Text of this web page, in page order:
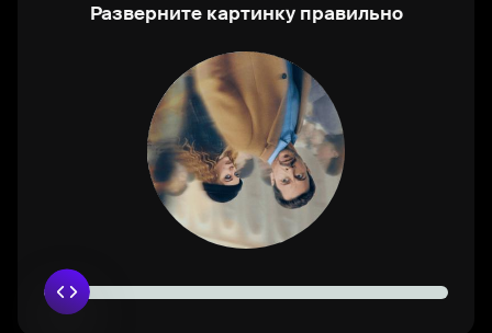
Разверните картинку правильно